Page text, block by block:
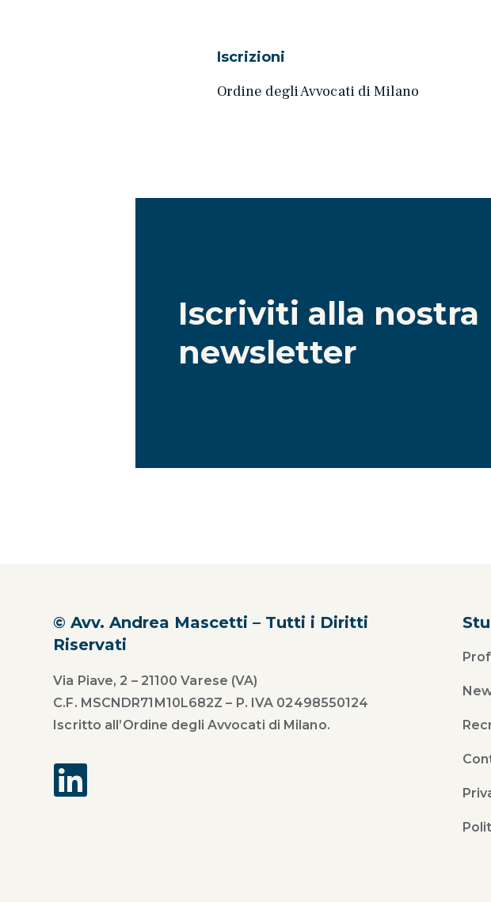
Iscrizioni
Ordine degli Avvocati di Milano
Iscriviti alla nostra
newsletter
© Avv. Andrea Mascetti – Tutti i Diritti
Riservati
Via Piave, 2 – 21100 Varese (VA)
C.F. MSCNDR71M10L682Z – P. IVA 02498550124
Iscritto all’Ordine degli Avvocati di Milano.